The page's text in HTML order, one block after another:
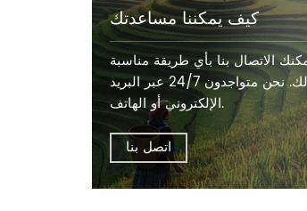
كيف يمكننا مساعدتك
الاتصال بنا بأي طريقة مناسبة
لك. نحن متواجدون 24/7 عبر البريد
الإلكتروني أو الهاتف.
اتصل بنا